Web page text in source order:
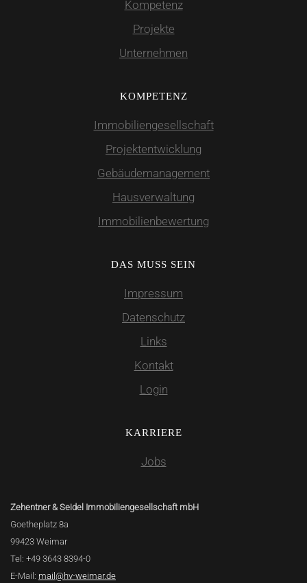
Kompetenz
Projekte
Unternehmen
KOMPETENZ
Immobiliengesellschaft
Projektentwicklung
Gebäudemanagement
Hausverwaltung
Immobilienbewertung
DAS MUSS SEIN
Impressum
Datenschutz
Links
Kontakt
Login
KARRIERE
Jobs
Zehentner & Seidel Immobiliengesellschaft mbH
Goetheplatz 8a
99423 Weimar
Tel: +49 3643 8394-0
E-Mail: mail@hv-weimar.de